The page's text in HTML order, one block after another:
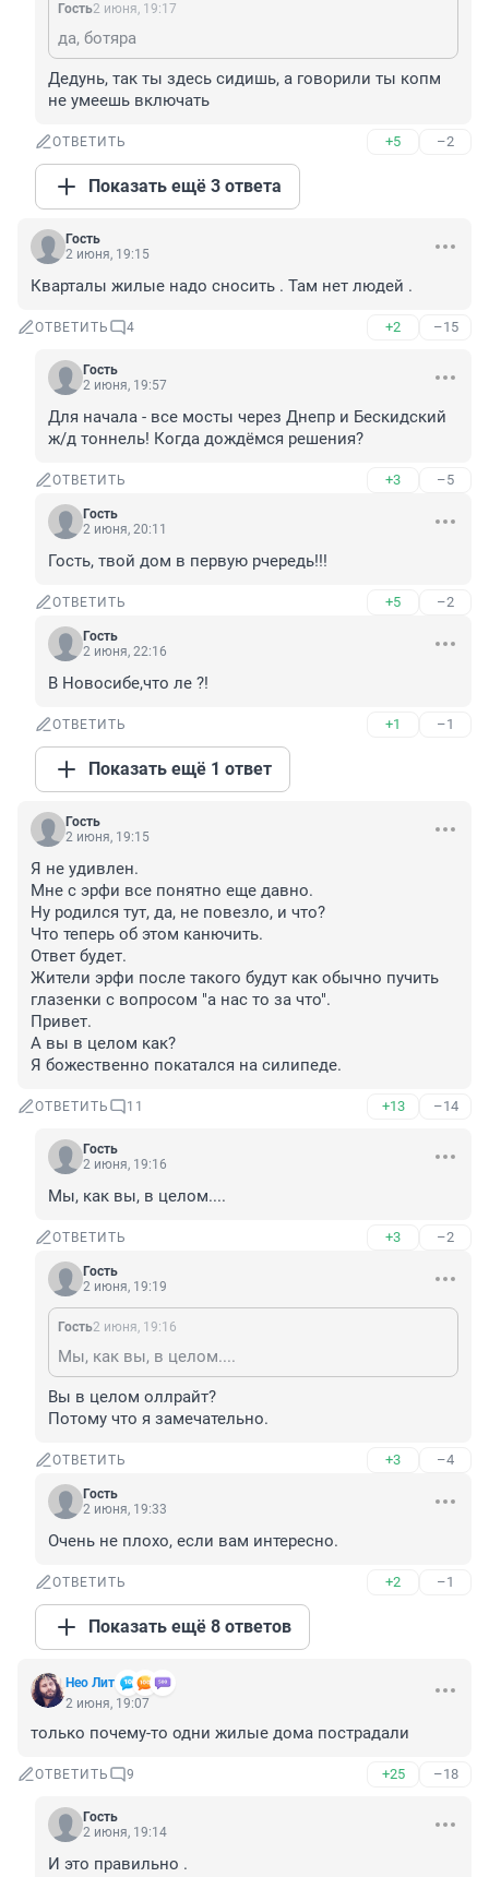
Гость2 июня, 19:17
да, ботяра
Дедунь, так ты здесь сидишь, а говорили ты копм
не умеешь включать
ОТВЕТИТЬ +5 –2
Показать ещё 3 ответа
Гость
2 июня, 19:15
Кварталы жилые надо сносить . Там нет людей .
ОТВЕТИТЬ 4 +2 –15
Гость
2 июня, 19:57
Для начала - все мосты через Днепр и Бескидский
ж/д тоннель! Когда дождёмся решения?
ОТВЕТИТЬ +3 –5
Гость
2 июня, 20:11
Гость, твой дом в первую рчередь!!!
ОТВЕТИТЬ +5 –2
Гость
2 июня, 22:16
В Новосибе,что ле ?!
ОТВЕТИТЬ +1 –1
Показать ещё 1 ответ
Гость
2 июня, 19:15
Я не удивлен.
Мне с эрфи все понятно еще давно.
Ну родился тут, да, не повезло, и что?
Что теперь об этом канючить.
Ответ будет.
Жители эрфи после такого будут как обычно пучить
глазенки с вопросом "а нас то за что".
Привет.
А вы в целом как?
Я божественно покатался на силипеде.
ОТВЕТИТЬ 11 +13 –14
Гость
2 июня, 19:16
Мы, как вы, в целом....
ОТВЕТИТЬ +3 –2
Гость
2 июня, 19:19
Гость2 июня, 19:16
Мы, как вы, в целом....
Вы в целом оллрайт?
Потому что я замечательно.
ОТВЕТИТЬ +3 –4
Гость
2 июня, 19:33
Очень не плохо, если вам интересно.
ОТВЕТИТЬ +2 –1
Показать ещё 8 ответов
Нео Лит
2 июня, 19:07
только почему-то одни жилые дома пострадали
ОТВЕТИТЬ 9 +25 –18
Гость
2 июня, 19:14
И это правильно .